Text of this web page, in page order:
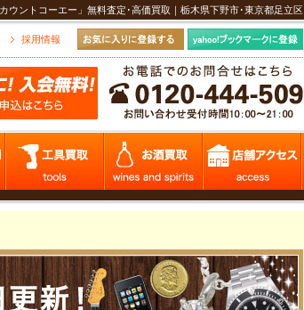
ウントコーエー」無料査定･高価買取｜栃木県下野市･東京都足立区
採用情報